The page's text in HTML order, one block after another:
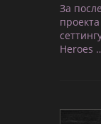
За
Heroes